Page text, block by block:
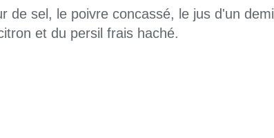
de sel, le poivre concassé, le jus d'un demi
et du persil frais haché.